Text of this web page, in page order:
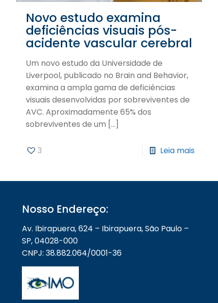
Novo estudo examina
deficiências visuais pós-
acidente vascular cerebral
Um novo estudo da Universidade de
Liverpool, publicado no Brain and Behavior,
examina a ampla gama de deficiências
visuais desenvolvidas por sobreviventes de
AVC. Aproximadamente 65% dos
sobreviventes de um […]
3 Leia mais
Nosso Endereço:
Av. Ibirapuera, 624 – Ibirapuera, São Paulo –
SP, 04028-000
CNPJ: 38.882.064/0001-36